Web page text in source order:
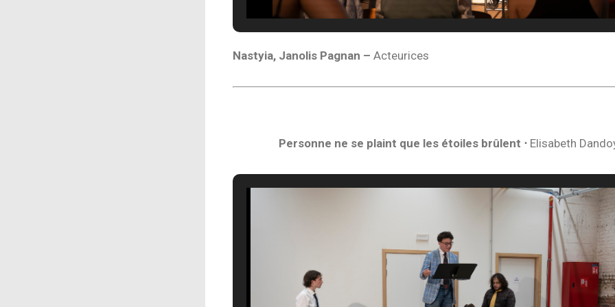
Nastyia, Janolis Pagnan – Acteurices
Personne ne se plaint que les étoiles brûlent ⋅Elisabeth